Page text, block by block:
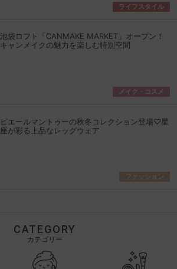
ライフスタイル
池袋ロフト「CANMAKE MARKET」オープン！
キャンメイクの魅力を楽しむ特別空間
メイク・コスメ
ピエールマントゥーの秋冬コレクション登場♡星
座が彩る上品なレッグウェア
ファッション
CATEGORY
カテゴリー